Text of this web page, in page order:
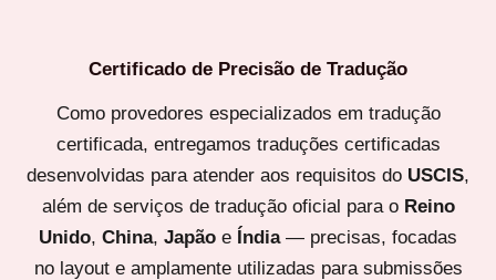
Certificado de Precisão de Tradução
Como provedores especializados em tradução
certificada, entregamos traduções certificadas
desenvolvidas para atender aos requisitos do USCIS,
além de serviços de tradução oficial para o Reino
Unido, China, Japão e Índia— precisas, focadas
no layout e amplamente utilizadas para submissões